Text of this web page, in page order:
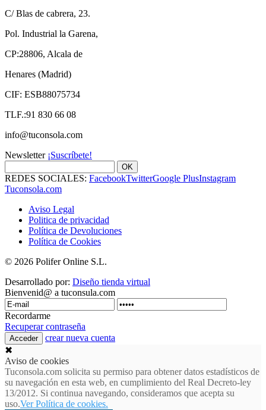
C/ Blas de cabrera, 23.
Pol. Industrial la Garena,
CP:28806, Alcala de
Henares (Madrid)
CIF: ESB88075734
TLF.:91 830 66 08
info@tuconsola.com
Newsletter ¡Suscríbete!
OK
REDES SOCIALES: FacebookTwitterGoogle PlusInstagram
Tuconsola.com
Aviso Legal
Politica de privacidad
Política de Devoluciones
Política de Cookies
© 2026 Polifer Online S.L.
Desarrollado por: Diseño tienda virtual
Bienvenid@ a tuconsula.com
Recordarme
Recuperar contraseña
crear nueva cuenta
✖
Aviso de cookies
Tuconsola.com solicita su permiso para obtener datos estadísticos de
su navegación en esta web, en cumplimiento del Real Decreto-ley
13/2012. Si continua navegando, consideramos que acepta su
uso.Ver Política de cookies.